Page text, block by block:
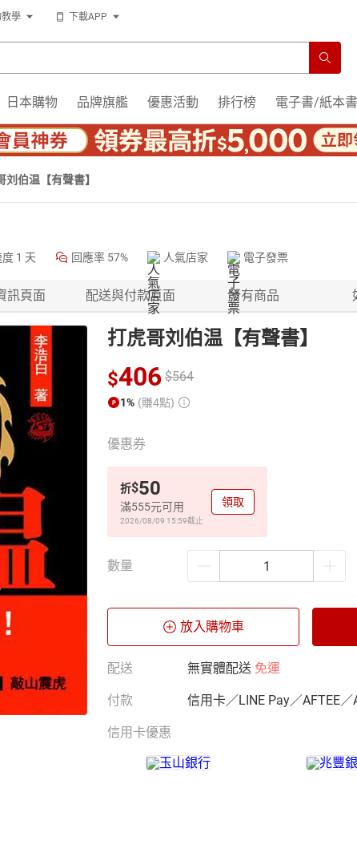
教學 下載APP
日本購物 品牌旗艦 優惠活動 排行榜 電子書/紙本書
刘伯温【有聲書】
度 1 天 回應率 57% 人氣店家 電子發票
訊頁面 配送與付款頁面 所有商品
打虎哥刘伯温【有聲書】
$406 $564
1% (賺4點)
優惠券
折$50
滿555元可用
2026/08/09 15:59截止
領取
數量
放入購物車
配送 無實體配送 免運
付款 信用卡／LINE Pay／AFTEE／
信用卡優惠